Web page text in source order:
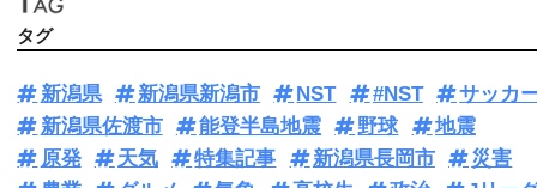
タグ
新潟県 新潟県新潟市 NST #NST
サッカ
新潟県佐渡市
能登半島地震 野球
地震
原発
天気 特集記事 新潟県長岡市
災害